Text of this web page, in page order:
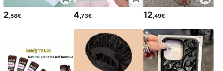
2 ,58€ 4 ,73€ 12 ,49€